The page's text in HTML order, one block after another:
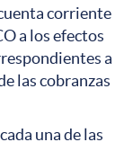
corriente
a los efectos
a
las cobranzas
una de las